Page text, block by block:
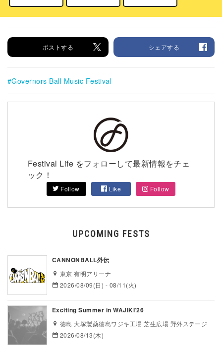
ポストする シェアする
Governors Ball Music Festival
Festival Life をフォローして最新情報をチェ
ック！
Follow Like Follow
UPCOMING FESTS
CANNONBALL外伝
東京 有明アリーナ
2026/08/09(日) - 08/11(火)
Exciting Summer in WAJIKI’26
徳島 大塚製薬徳島ワジキ工場 芝生広場 野外ステージ
2026/08/13(木)